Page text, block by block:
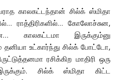
காலகட்டந்தான் சில்க் ஸ்மிதா
ராத்திரிகளில்… கோலோச்சுன,
காலகட்டமா இருக்கும்னு
உட்கார்ந்து சில்க் போட்டோ,
ரசிக்கிற மாதிரி ஒரு
இருக்கும். சில்க் ஸ்மிதா கிட்ட